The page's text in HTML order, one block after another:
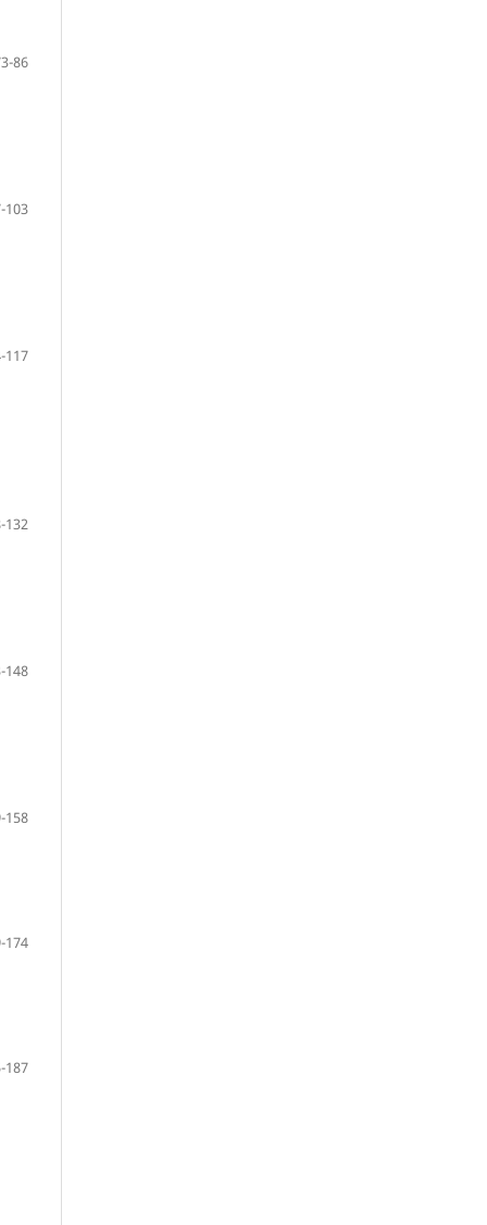
86
103
117
132
148
158
174
187